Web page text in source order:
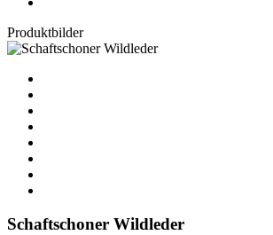
Produktbilder
Schaftschoner Wildleder